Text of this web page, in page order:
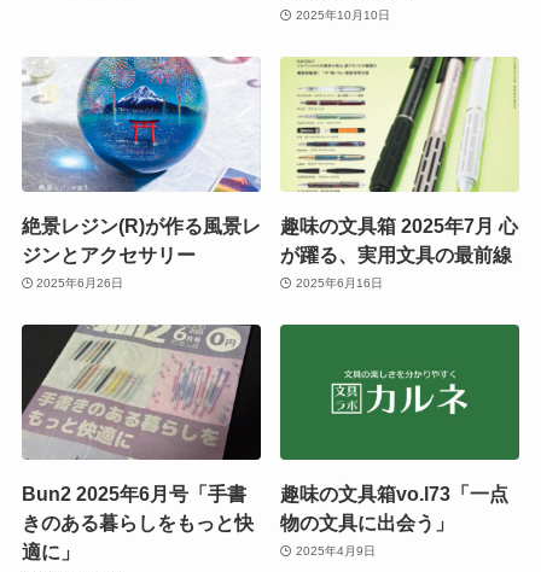
2025年10月10日
絶景レジン(R)が作る風景レ
ジンとアクセサリー
2025年6月26日
趣味の文具箱 2025年7月 心
が躍る、実用文具の最前線
2025年6月16日
Bun2 2025年6月号「手書
きのある暮らしをもっと快
適に」
趣味の文具箱vo.l73「一点
物の文具に出会う」
2025年4月9日